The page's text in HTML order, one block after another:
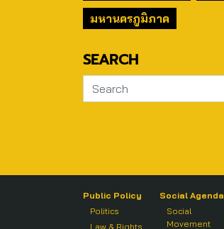
มหานครภูมิภาค
SEARCH
Public Policy
Politics
Law & Rights
Social Agenda
Social
Movement